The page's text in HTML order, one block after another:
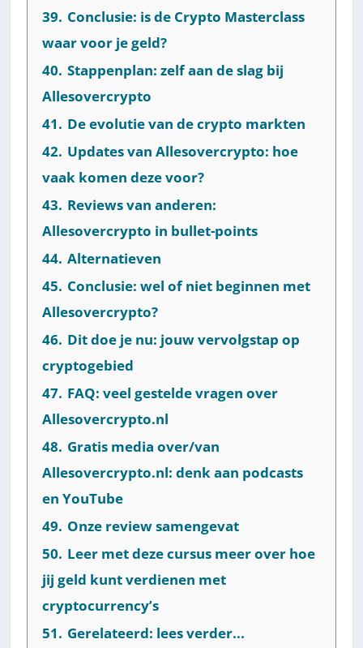
39. Conclusie: is de Crypto Masterclass
waar voor je geld?
40. Stappenplan: zelf aan de slag bij
Allesovercrypto
41. De evolutie van de crypto markten
42. Updates van Allesovercrypto: hoe
vaak komen deze voor?
43. Reviews van anderen:
Allesovercrypto in bullet-points
44. Alternatieven
45. Conclusie: wel of niet beginnen met
Allesovercrypto?
46. Dit doe je nu: jouw vervolgstap op
cryptogebied
47. FAQ: veel gestelde vragen over
Allesovercrypto.nl
48. Gratis media over/van
Allesovercrypto.nl: denk aan podcasts
en YouTube
49. Onze review samengevat
50. Leer met deze cursus meer over hoe
jij geld kunt verdienen met
cryptocurrency’s
51. Gerelateerd: lees verder...